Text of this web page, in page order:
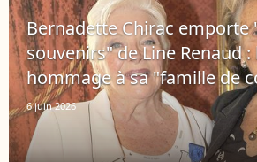
Bernadette Chirac emporte
souvenirs" de Line Renaud :
hommage à sa "famille de
6 juin 2026